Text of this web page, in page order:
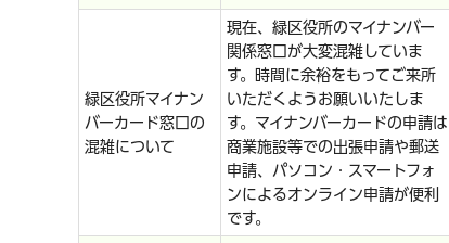
緑区役所マイナン
バーカード窓口の
混雑について
現在、緑区役所のマイナンバー
関係窓口が大変混雑していま
す。時間に余裕をもってご来所
いただくようお願いいたしま
す。マイナンバーカードの申請は
商業施設等での出張申請や郵送
申請、パソコン・スマートフォ
ンによるオンライン申請が便利
です。